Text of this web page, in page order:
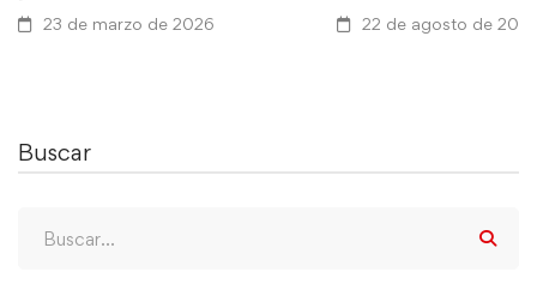
23 de marzo de 2026 22 de agosto de
Buscar